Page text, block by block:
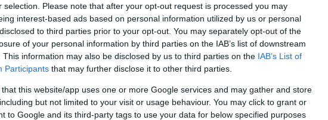
selection. Please note that after your opt-out request is processed you may
interest-based ads based on personal information utilized by us or personal
to third parties prior to your opt-out. You may separately opt-out of the
of your personal information by third parties on the IAB’s list of downstream
This information may also be disclosed by us to third parties on the IAB’s List of
Participants that may further disclose it to other third parties.
that this website/app uses one or more Google services and may gather and store
but not limited to your visit or usage behaviour. You may click to grant or
to Google and its third-party tags to use your data for below specified purposes
és környékén, melyen több száz amatőr versenyző
Alosztálya – BikeSafe regisztrációs pontot
számára lehetőség volt a kerékpárjaik
rendszerben.